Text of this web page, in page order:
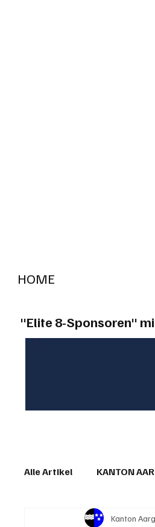
HOME
"Elite 8-Sponsoren"
Alle Artikel KANTON
IN EIGENER SACHE
Kanton